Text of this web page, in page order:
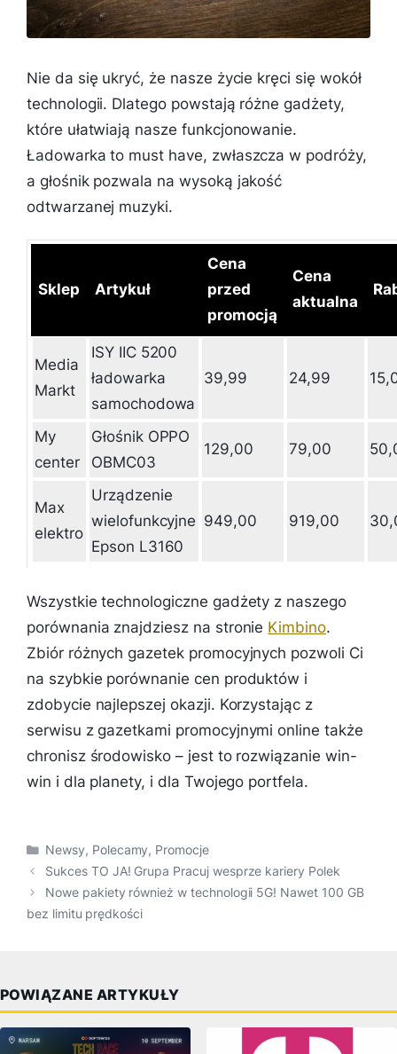
Nie da się ukryć, że nasze życie kręci się wokół
technologii. Dlatego powstają różne gadżety,
które ułatwiają nasze funkcjonowanie.
Ładowarka to must have, zwłaszcza w podróży,
a głośnik pozwala na wysoką jakość
odtwarzanej muzyki.
Sklep Artykuł
Cena
przed
promocją
Cena
aktualna
Media
Markt
ISY IIC 5200
ładowarka
samochodowa
39,99 24,99
My
center
Głośnik OPPO
OBMC03
129,00 79,00
Max
elektro
Urządzenie
wielofunkcyjne
Epson L3160
949,00 919,00
Wszystkie technologiczne gadżety z naszego
porównania znajdziesz na stronie Kimbino.
Zbiór różnych gazetek promocyjnych pozwoli Ci
na szybkie porównanie cen produktów i
zdobycie najlepszej okazji. Korzystając z
serwisu z gazetkami promocyjnymi online także
chronisz środowisko – jest to rozwiązanie win-
win i dla planety, i dla Twojego portfela.
Kategorie
Newsy, Polecamy, Promocje
Sukces TO JA! Grupa Pracuj wesprze kariery Polek
Nowe pakiety również w technologii 5G! Nawet 100 GB
bez limitu prędkości
POWIĄZANE ARTYKUŁY